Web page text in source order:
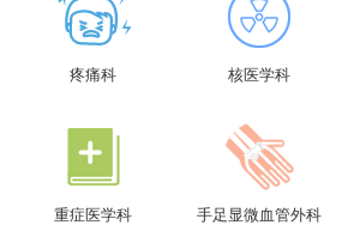
疼痛科 核医学科
重症医学科 手足显微血管外科